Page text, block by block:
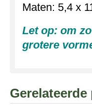
Maten: 5,4 x
Let op: om
grotere